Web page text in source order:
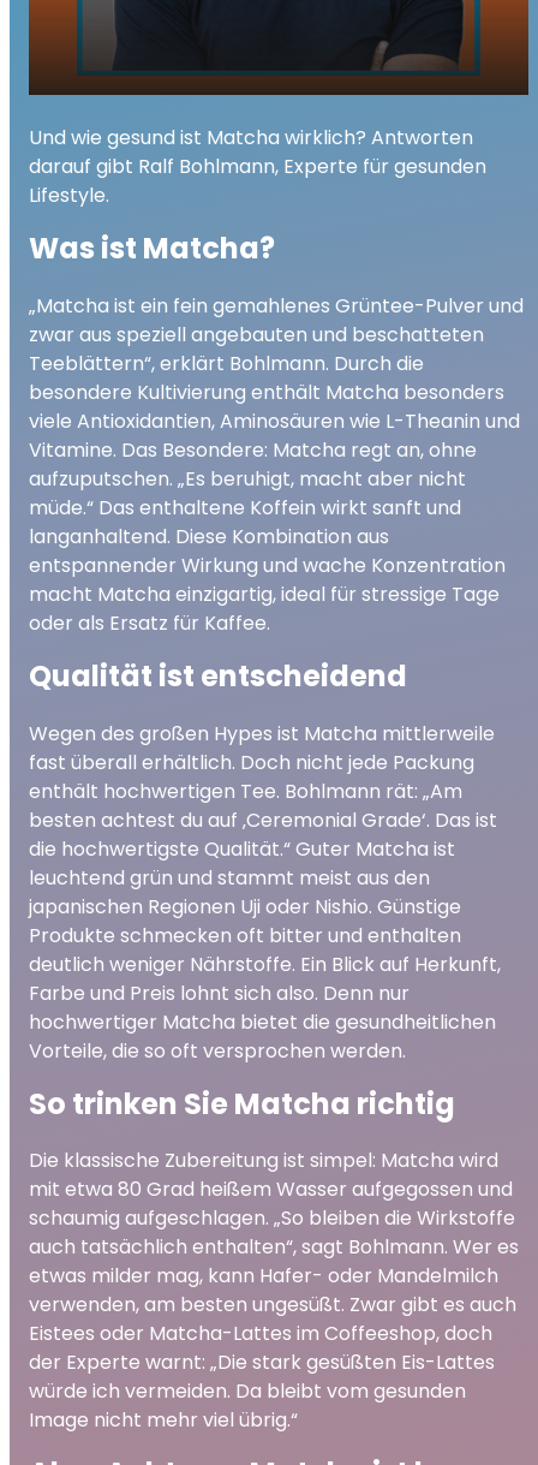
play_arrow Matcha – das grüne Trendgetränk mit
Wirkung
00:00
Und wie gesund ist Matcha wirklich? Antworten
darauf gibt Ralf Bohlmann, Experte für gesunden
Lifestyle.
Was ist Matcha?
„Matcha ist ein fein gemahlenes Grüntee-Pulver und
zwar aus speziell angebauten und beschatteten
Teeblättern“, erklärt Bohlmann. Durch die
besondere Kultivierung enthält Matcha besonders
viele Antioxidantien, Aminosäuren wie L-Theanin und
Vitamine. Das Besondere: Matcha regt an, ohne
aufzuputschen. „Es beruhigt, macht aber nicht
müde.“ Das enthaltene Koffein wirkt sanft und
langanhaltend. Diese Kombination aus
entspannender Wirkung und wache Konzentration
macht Matcha einzigartig, ideal für stressige Tage
oder als Ersatz für Kaffee.
Qualität ist entscheidend
Wegen des großen Hypes ist Matcha mittlerweile
fast überall erhältlich. Doch nicht jede Packung
enthält hochwertigen Tee. Bohlmann rät: „Am
besten achtest du auf ‚Ceremonial Grade‘. Das ist
die hochwertigste Qualität.“ Guter Matcha ist
leuchtend grün und stammt meist aus den
japanischen Regionen Uji oder Nishio. Günstige
Produkte schmecken oft bitter und enthalten
deutlich weniger Nährstoffe. Ein Blick auf Herkunft,
Farbe und Preis lohnt sich also. Denn nur
hochwertiger Matcha bietet die gesundheitlichen
Vorteile, die so oft versprochen werden.
So trinken Sie Matcha richtig
Die klassische Zubereitung ist simpel: Matcha wird
mit etwa 80 Grad heißem Wasser aufgegossen und
schaumig aufgeschlagen. „So bleiben die Wirkstoffe
auch tatsächlich enthalten“, sagt Bohlmann. Wer es
etwas milder mag, kann Hafer- oder Mandelmilch
verwenden, am besten ungesüßt. Zwar gibt es auch
Eistees oder Matcha-Lattes im Coffeeshop, doch
der Experte warnt: „Die stark gesüßten Eis-Lattes
würde ich vermeiden. Da bleibt vom gesunden
Image nicht mehr viel übrig.“